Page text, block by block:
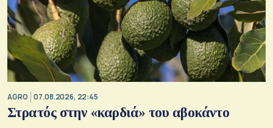
AGRO 07.08.2026, 22:45
Στρατός στην «καρδιά» του αβοκάντο